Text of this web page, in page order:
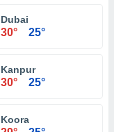
Dubai
30° 25°
Kanpur
30° 25°
Koora